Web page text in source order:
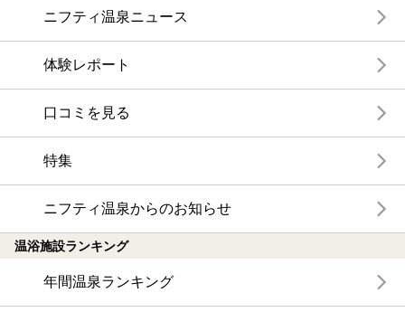
ニフティ温泉ニュース
体験レポート
口コミを見る
特集
ニフティ温泉からのお知らせ
温浴施設ランキング
年間温泉ランキング